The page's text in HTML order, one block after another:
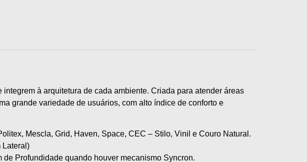
à arquitetura de cada ambiente. Criada para atender áreas
grande variedade de usuários, com alto índice de conforto e
Mescla, Grid, Haven, Space, CEC – Stilo, Vinil e Couro Natural.
Lateral)
Profundidade quando houver mecanismo Syncron.